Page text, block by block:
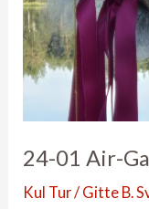
24-01 Air-
Kul Tur/ Gitte B.